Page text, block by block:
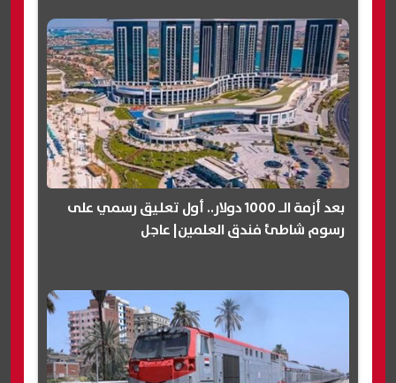
بعد أزمة الـ 1000 دولار.. أول تعليق رسمي على
رسوم شاطئ فندق العلمين| عاجل